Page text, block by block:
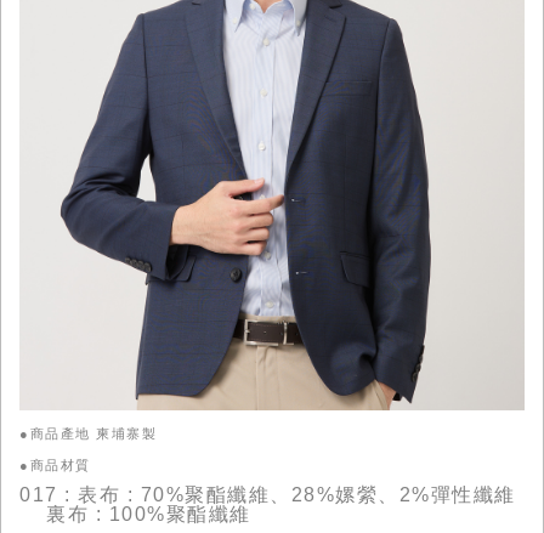
●商品產地 柬埔寨製
●商品材質
017 : 表布 : 70%聚酯纖維、28%嫘縈、2%彈性纖維
裏布 : 100%聚酯纖維